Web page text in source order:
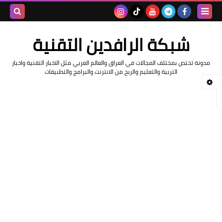
شبكة الرافدين التقنية
مدونة تختص بمختلف المجالات في العراق والعالم العربي مثل الاخبار التقنية واخبار
التربية والتعليم والربح من الانترنت والبرامج والتطبيقات